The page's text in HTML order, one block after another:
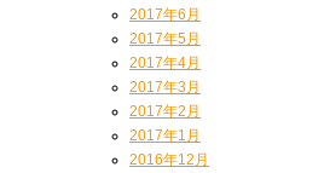
2017年6月
2017年5月
2017年4月
2017年3月
2017年2月
2017年1月
2016年12月